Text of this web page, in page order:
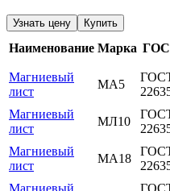
Узнать цену Купить
Наименование Марка
Магниевый
лист
МА5
Магниевый
лист
МЛ10
Магниевый
лист
МА18